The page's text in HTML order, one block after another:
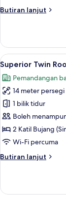
Butiran lanjut
Butiran
Twin
Room
Lihat
semua
foto
untuk
Superior
Twin
Room,
City
6
Superior Twin
Pemandangan
14 meter persegi
1 bilik tidur
Boleh
2 Katil Bujang
Wi-Fi percuma
Butiran lanjut
Butiran
Twin